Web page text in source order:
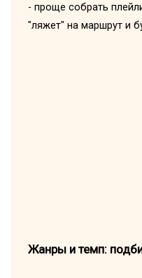
- проще собрать
"ляжет" на маршрут и
Жанры и темп: